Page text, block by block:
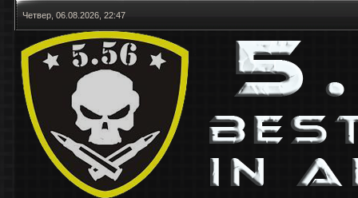
Четвер, 06.08.2026, 22:47